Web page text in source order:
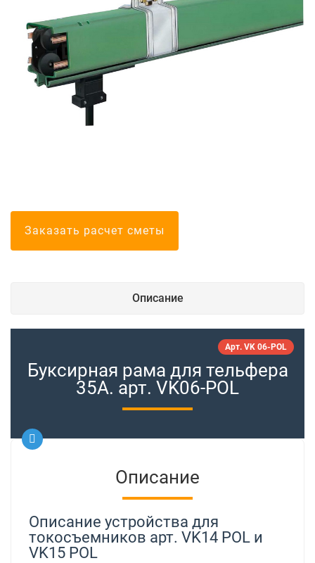
Болгарские
Заказать расчет сметы
Описание
Буксирная рама для тельфера
35А. арт. VK06-POL
Арт. VK 06-POL
Описание
Описание устройства для
токосъемников арт. VK14 POL и
VK15 POL